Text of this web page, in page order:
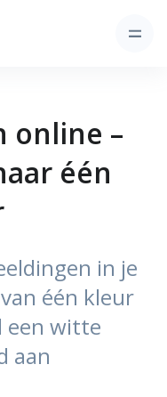
online –
één
in je
één kleur
een witte
aan